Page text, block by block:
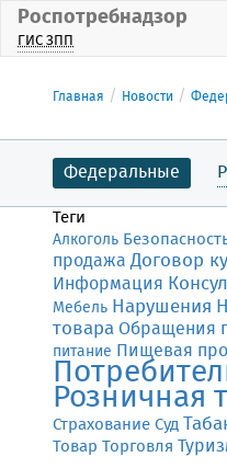
Роспотребнадзор
ГИС ЗПП
Главная Новости
Федеральные
Теги
Алкоголь
продажа Договор
Информация
Мебель Нарушения
товара Обращения
питание Пищевая
Розничная
СтрахованиеСуд
Товар Торговля